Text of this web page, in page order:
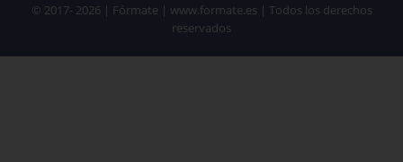
© 2017- 2026 | Fórmate | www.formate.es | Todos los derechos
reservados